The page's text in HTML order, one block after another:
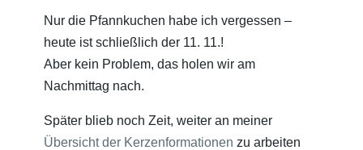
Nur die Pfannkuchen habe ich vergessen –
heute ist schließlich der 11. 11.!
Aber kein Problem, das holen wir am
Nachmittag nach.
Später blieb noch Zeit, weiter an meiner
Übersicht der Kerzenformationen zu arbeiten